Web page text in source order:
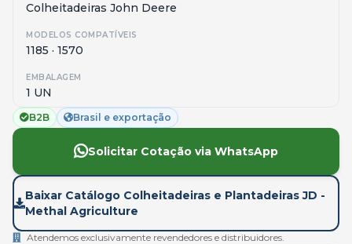
Colheitadeiras John Deere
MODELOS COMPATÍVEIS
1185 · 1570
EMBALAGEM
1 UN
B2B Brasil e exportação
Solicitar Cotação via WhatsApp
Baixar Catálogo Colheitadeiras e Plantadeiras JD -
Methal Agriculture
Atendemos exclusivamente revendedores e distribuidores.